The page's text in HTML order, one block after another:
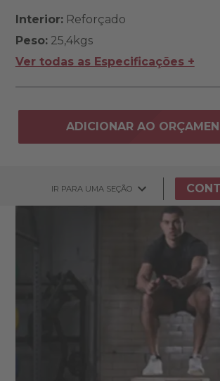
Interior:Reforçado
Peso:25,4kgs
Ver todas as Especificações +
ADICIONAR AO
IR PARA UMA SEÇÃO